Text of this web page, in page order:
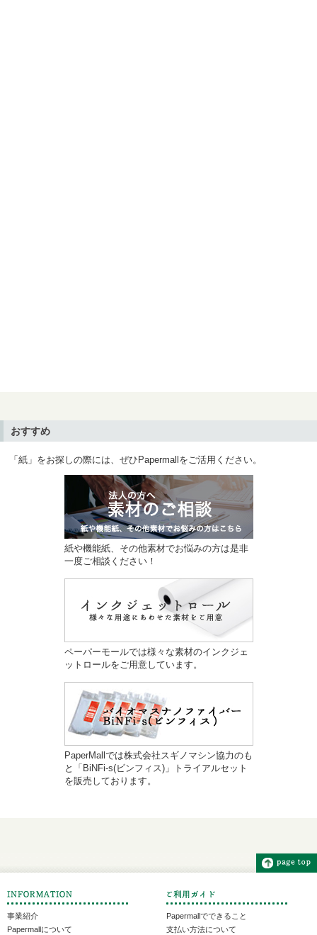
おすすめ
「紙」をお探しの際には、ぜひPapermallをご活用ください。
紙や機能紙、その他素材でお悩みの方は是非
一度ご相談ください！
ペーパーモールでは様々な素材のインクジェ
ットロールをご用意しています。
PaperMallでは株式会社スギノマシン協力のも
と「BiNFi-s(ビンフィス)」トライアルセット
を販売しております。
事業紹介
Papermallについて
Papermallでできること
支払い方法について